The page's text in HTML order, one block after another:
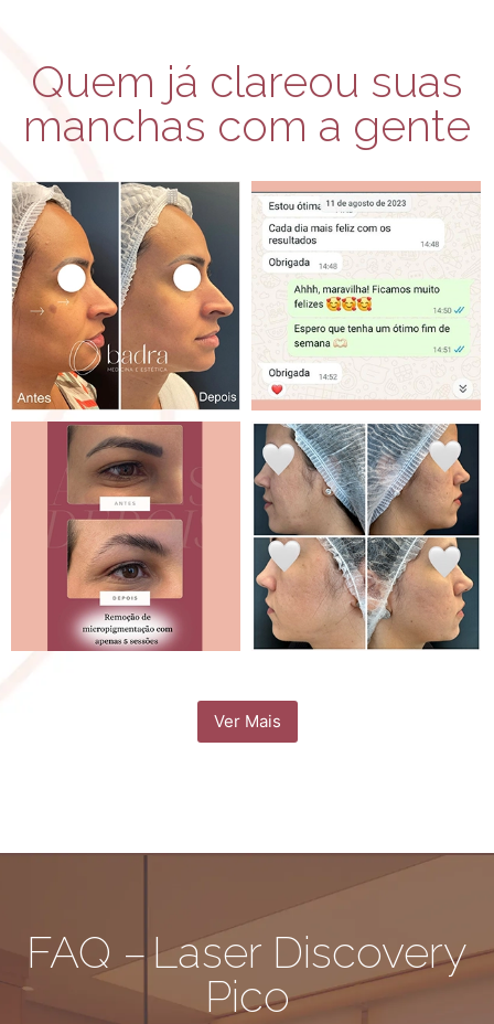
Quem já clareou suas
manchas com a gente
Ver Mais
FAQ – Laser Discovery
Pico